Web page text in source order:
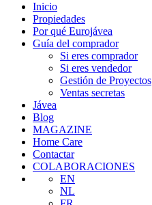
Inicio
Propiedades
Por qué Eurojávea
Guía del comprador
Si eres comprador
Si eres vendedor
Gestión de Proyectos
Ventas secretas
Jávea
Blog
MAGAZINE
Home Care
Contactar
COLABORACIONES
EN
NL